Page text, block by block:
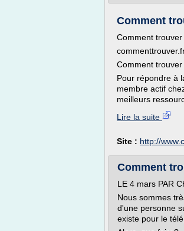
Comment
Comment
Comment
Pour répondre à
membre actif
meilleurs
Lire la suite
Site : http://
Comment
LE 4 mars PAR
Nous sommes
d'une personne
existe pour le